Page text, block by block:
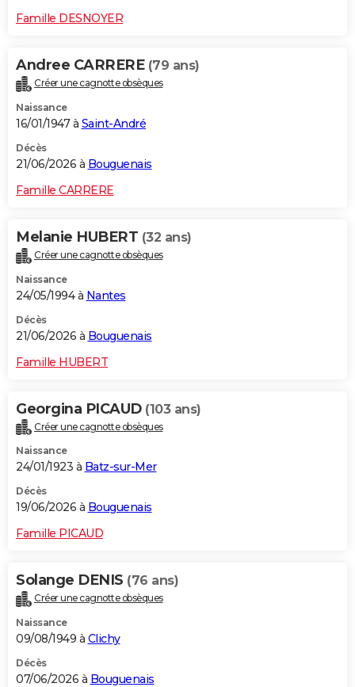
Famille DESNOYER
Andree CARRERE (79 ans)
Créer une cagnotte obsèques
Naissance
16/01/1947 à Saint-André
Décès
21/06/2026 à Bouguenais
Famille CARRERE
Melanie HUBERT (32 ans)
Créer une cagnotte obsèques
Naissance
24/05/1994 à Nantes
Décès
21/06/2026 à Bouguenais
Famille HUBERT
Georgina PICAUD (103 ans)
Créer une cagnotte obsèques
Naissance
24/01/1923 à Batz-sur-Mer
Décès
19/06/2026 à Bouguenais
Famille PICAUD
Solange DENIS (76 ans)
Créer une cagnotte obsèques
Naissance
09/08/1949 à Clichy
Décès
07/06/2026 à Bouguenais